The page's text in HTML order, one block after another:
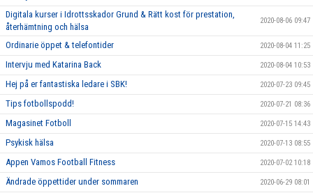
Digitala kurser i Idrottsskador Grund & Rätt kost för prestation,
återhämtning och hälsa
2020-08-06 09:47
Ordinarie öppet & telefontider 2020-08-04 11:25
Intervju med Katarina Back 2020-08-04 10:53
Hej på er fantastiska ledare i SBK! 2020-07-23 09:45
Tips fotbollspodd! 2020-07-21 08:36
Magasinet Fotboll 2020-07-15 14:43
Psykisk hälsa 2020-07-13 08:55
Appen Vamos Football Fitness 2020-07-02 10:18
Ändrade öppettider under sommaren 2020-06-29 08:01